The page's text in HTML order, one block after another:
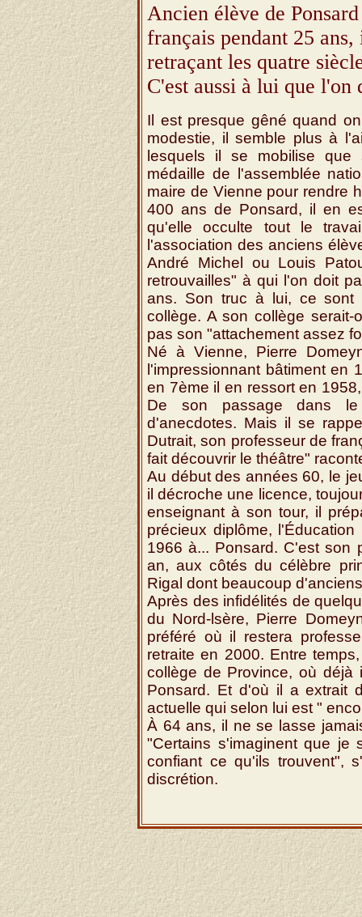
Ancien élève de
français pendant 25
retraçant les quatre
C'est aussi à lui que
Il est presque gêné quand
modestie, il semble plus à
lesquels il se mobilise que
médaille de l'assemblée
maire de Vienne pour rendre
400 ans de Ponsard, il en
qu'elle occulte tout le
l'association des anciens
André Michel ou Louis
retrouvailles" à qui l'on doit
ans. Son truc à lui, ce sont
collège. A son collège
pas son "attachement assez
Né à Vienne, Pierre
l'impressionnant bâtiment en
en 7ème il en ressort en
De son passage dans
d'anecdotes. Mais il se
Dutrait, son professeur de
fait découvrir le théâtre"
Au début des années 60, le
il décroche une licence,
enseignant à son tour, il
précieux diplôme,
1966 à... Ponsard. C'est son
an, aux côtés du célèbre
Rigal dont beaucoup
Après des infidélités de
du Nord-lsère, Pierre
préféré où il restera
retraite en 2000. Entre
collège de Province, où déjà
Ponsard. Et d'où il a extrait
actuelle qui selon lui est "
À 64 ans, il ne se lasse
"Certains s'imaginent que je
confiant ce qu'ils trouvent",
discrétion.